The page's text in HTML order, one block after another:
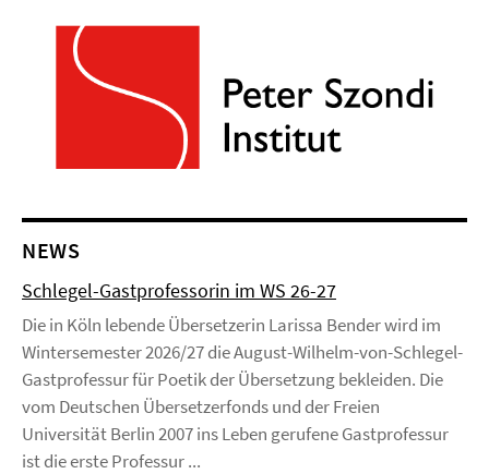
NEWS
Schlegel-Gastprofessorin im WS 26-27
Die in Köln lebende Übersetzerin Larissa Bender wird im
Wintersemester 2026/27 die August-Wilhelm-von-Schlegel-
Gastprofessur für Poetik der Übersetzung bekleiden. Die
vom Deutschen Übersetzerfonds und der Freien
Universität Berlin 2007 ins Leben gerufene Gastprofessur
ist die erste Professur ...